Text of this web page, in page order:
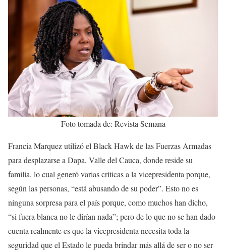
Foto tomada de: Revista Semana
Francia Marquez utilizó el Black Hawk de las Fuerzas Armadas
para desplazarse a Dapa, Valle del Cauca, donde reside su
familia, lo cual generó varias críticas a la vicepresidenta porque,
según las personas, “está abusando de su poder”. Esto no es
ninguna sorpresa para el país porque, como muchos han dicho,
“si fuera blanca no le dirían nada”; pero de lo que no se han dado
cuenta realmente es que la vicepresidenta necesita toda la
seguridad que el Estado le pueda brindar más allá de ser o no ser